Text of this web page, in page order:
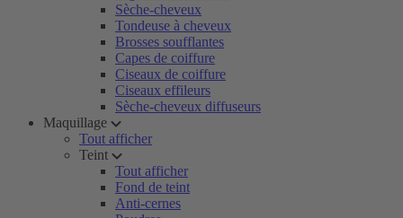
Sèche-cheveux
Tondeuse à cheveux
Brosses soufflantes
Capes de coiffure
Ciseaux de coiffure
Ciseaux effileurs
Sèche-cheveux diffuseurs
Maquillage
Tout afficher
Teint
Tout afficher
Fond de teint
Anti-cernes